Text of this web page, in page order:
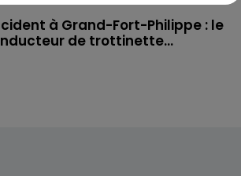
à Grand-Fort-Philippe : le
de trottinette...